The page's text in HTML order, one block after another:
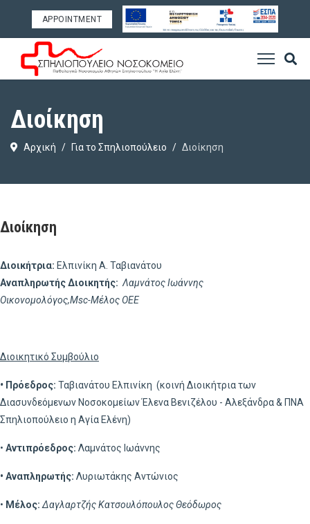
APPOINTMENT
Διοίκηση
Αρχική Για το Σπηλιοπούλειο Διοίκηση
Διοίκηση
Διοικήτρια: Ελπινίκη Α. Ταβιανάτου
Αναπληρωτής Διοικητής: Λαμνάτος Ιωάννης
Οικονομολόγος,Msc-Μέλος ΟΕΕ
Διοικητικό Συμβούλιο
• Πρόεδρος: Ταβιανάτου Ελπινίκη (κοινή Διοικήτρια των
Διασυνδεόμενων Νοσοκομείων Έλενα Βενιζέλου - Αλεξάνδρα & ΠΝΑ
Σπηλιοπούλειο η Αγία Ελένη)
• Αντιπρόεδρος: Λαμνάτος Ιωάννης
• Αναπληρωτής: Λυριωτάκης Αντώνιος
• Μέλος: Δαγλαρτζής Κατσουλόπουλος Θεόδωρος